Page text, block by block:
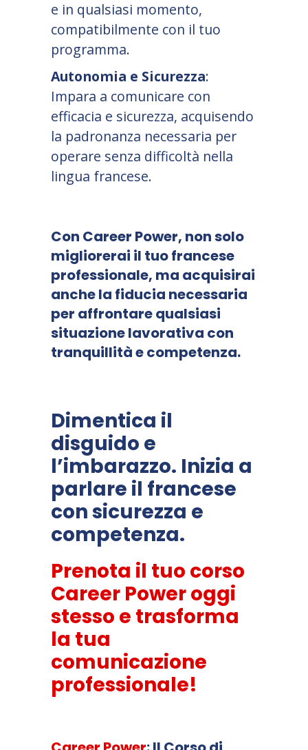
e in qualsiasi momento,
compatibilmente con il tuo
programma.
Autonomia e Sicurezza:
Impara a comunicare con
efficacia e sicurezza, acquisendo
la padronanza necessaria per
operare senza difficoltà nella
lingua francese.
Con Career Power, non solo
migliorerai il tuo francese
professionale, ma acquisirai
anche la fiducia necessaria
per affrontare qualsiasi
situazione lavorativa con
tranquillità e competenza.
Dimentica il
disguido e
l’imbarazzo. Inizia a
parlare il francese
con sicurezza e
competenza.
Prenota il tuo corso
Career Power oggi
stesso e trasforma
la tua
comunicazione
professionale!